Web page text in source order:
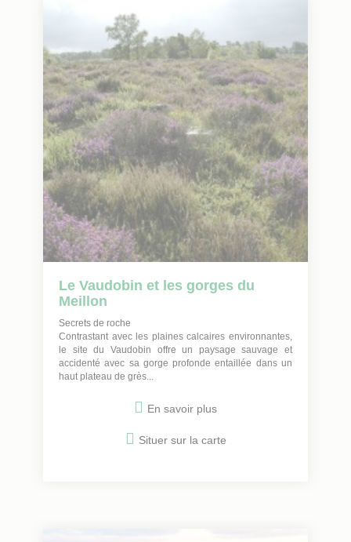
Le Vaudobin et les gorges du
Meillon
Secrets de roche
Contrastant avec les plaines calcaires environnantes,
le site du Vaudobin offre un paysage sauvage et
accidenté avec sa gorge profonde entaillée dans un
haut plateau de grès...
En savoir plus
Situer sur la carte